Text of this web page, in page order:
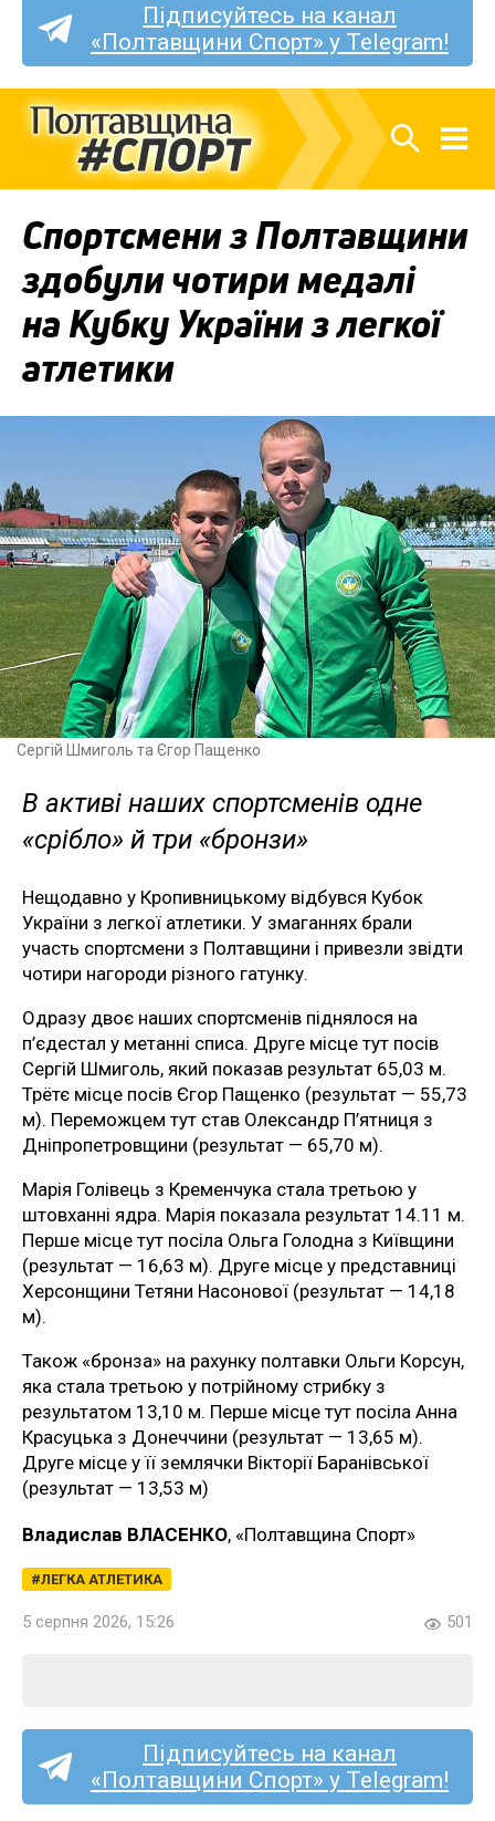
Підписуйтесь на канал
«Полтавщини Спорт» у Telegram!
Спортсмени з Полтавщини
здобули чотири медалі
на Кубку України з легкої
атлетики
Сергій Шмиголь та Єгор Пащенко
В активі наших спортсменів одне
«срібло» й три «бронзи»
Нещодавно у Кропивницькому відбувся Кубок
України з легкої атлетики. У змаганнях брали
участь спортсмени з Полтавщини і привезли звідти
чотири нагороди різного гатунку.
Одразу двоє наших спортсменів піднялося на
п’єдестал у метанні списа. Друге місце тут посів
Сергій Шмиголь, який показав результат 65,03 м.
Трётє місце посів Єгор Пащенко (результат — 55,73
м). Переможцем тут став Олександр П’ятниця з
Дніпропетровщини (результат — 65,70 м).
Марія Голівець з Кременчука стала третьою у
штовханні ядра. Марія показала результат 14.11 м.
Перше місце тут посіла Ольга Голодна з Київщини
(результат — 16,63 м). Друге місце у представниці
Херсонщини Тетяни Насонової (результат — 14,18
м).
Також «бронза» на рахунку полтавки Ольги Корсун,
яка стала третьою у потрійному стрибку з
результатом 13,10 м. Перше місце тут посіла Анна
Красуцька з Донеччини (результат — 13,65 м).
Друге місце у її землячки Вікторії Баранівської
(результат — 13,53 м)
Владислав ВЛАСЕНКО, «Полтавщина Спорт»
ЛЕГКА АТЛЕТИКА
5 серпня 2026, 15:26 501
Підписуйтесь на канал
«Полтавщини Спорт» у Telegram!